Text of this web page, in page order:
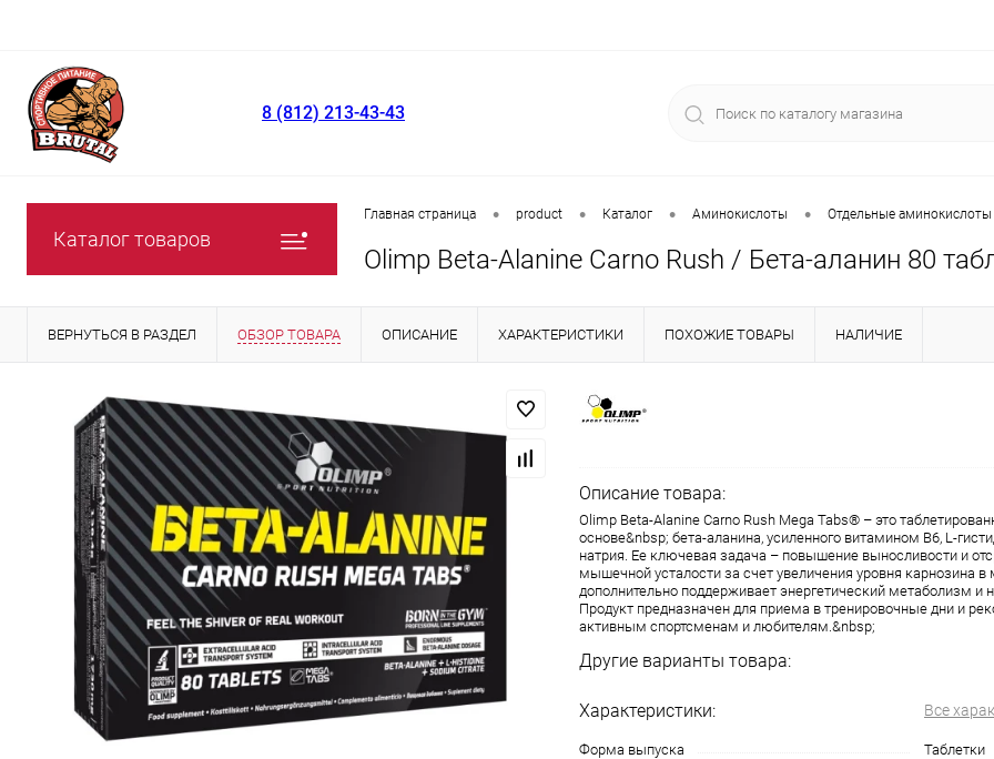
8 (812) 213-43-43
Каталог товаров
Главная страница • product • Каталог • Аминокислоты • Отдельные аминокислоты
Olimp Beta-Alanine Carno Rush / Бета-аланин 80
ВЕРНУТЬСЯ В РАЗДЕЛ ОБЗОР ТОВАРА ОПИСАНИЕ ХАРАКТЕРИСТИКИ ПОХОЖИЕ ТОВАРЫ НАЛИЧИЕ
Описание товара:
Olimp Beta-Alanine Carno Rush Mega Tabs® – это
основе&nbsp; бета-аланина, усиленного витамином B6, L-
натрия. Ее ключевая задача – повышение выносливости и
мышечной усталости за счет увеличения уровня карнозина
дополнительно поддерживает энергетический метаболизм и
Продукт предназначен для приема в тренировочные дни и
активным спортсменам и любителям.&nbsp;
Другие варианты товара:
Характеристики: Все
Форма выпуска
Таблетки